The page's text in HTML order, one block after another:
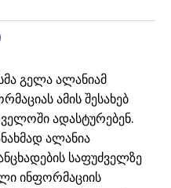
გელა ალანიამ
ამის შესახებ
ადასტურებენ.
ალანია
საფუძველზე
ინფორმაციის